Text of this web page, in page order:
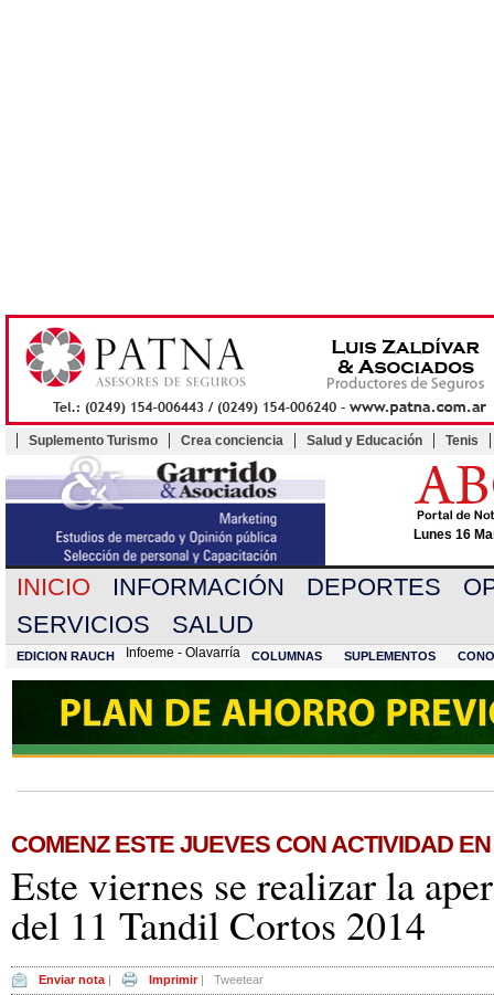
Suplemento Turismo Crea conciencia Salud y Educación Tenis
Lunes 16
INICIO INFORMACIÓN DEPORTES
SERVICIOS
SALUD
EDICION RAUCH Infoeme - Olavarría COLUMNAS SUPLEMENTOS
COMENZ ESTE JUEVES CON ACTIVIDAD
Este viernes se realizar la
del 11 Tandil Cortos 2014
Enviar nota | Imprimir| Tweetear